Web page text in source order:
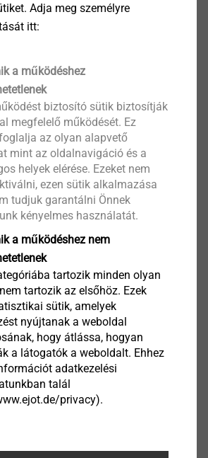
Szegecsek
Vakszegecs
Alumínium/korrózióálló
nemesacél
Szegecsek
Termék megtekintése
ECORIV
Alumínium/rozsdamentes
acél zárt szegecs
Szegecsek
Termék megtekintése
Nyomástartó szegecs
alumínium/alumínium
Adja meg személyre
itt:
a működéshez
biztosító sütik biztosítják
megfelelő működését. Ez
az olyan alapvető
mint az oldalnavigáció és a
helyek elérése. Ezeket nem
ezen sütik alkalmazása
tudjuk garantálni Önnek
kényelmes használatát.
a működéshez nem
tartozik minden olyan
tartozik az elsőhöz. Ezek
sütik, amelyek
nyújtanak a weboldal
hogy átlássa, hogyan
a látogatók a weboldalt. Ehhez
adatkezelési
talál
privacy).